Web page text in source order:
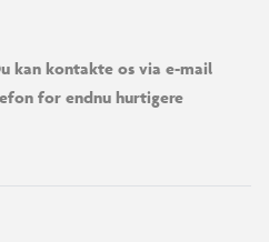
kan kontakte os via e-mail
for endnu hurtigere